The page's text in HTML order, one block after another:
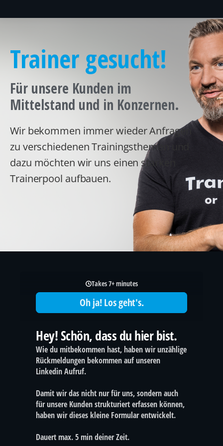
Trainer gesucht!
Für unsere Kunden im
Mittelstand und in Konzernen.
Wir bekommen immer wieder Anfragen
zu verschiedenen Trainingsthemen und
dazu möchten wir uns einen starken
Trainerpool aufbauen.